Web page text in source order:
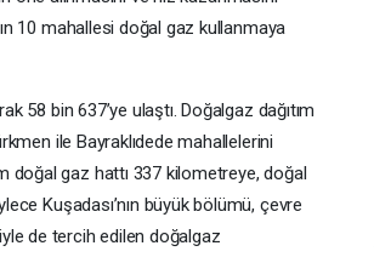
10 mahallesi doğal gaz kullanmaya
58 bin 637’ye ulaştı. Doğalgaz dağıtım
ile Bayraklıdede mahallelerini
gaz hattı 337 kilometreye, doğal
Kuşadası’nın büyük bölümü, çevre
de tercih edilen doğalgaz